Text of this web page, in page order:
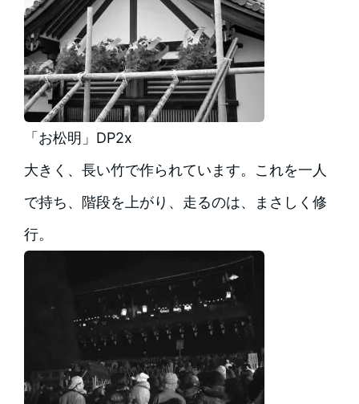
「お松明」DP2x
大きく、長い竹で作られています。これを一人
で持ち、階段を上がり、走るのは、まさしく修
行。